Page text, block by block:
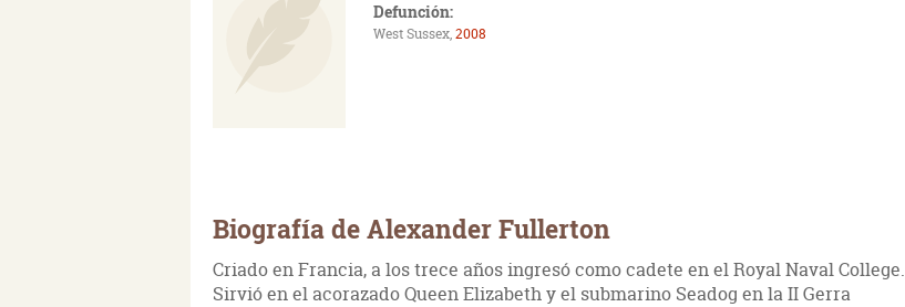
Defunción:
West Sussex,2008
Biografía de Alexander Fullerton
Criado en Francia, a los trece años ingresó como cadete en el Royal Naval College.
Sirvió en el acorazado Queen Elizabeth y el submarino Seadog en la II Gerra